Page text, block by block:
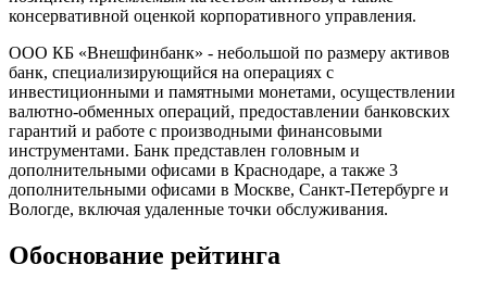
консервативной оценкой корпоративного управления.
ООО КБ «Внешфинбанк» - небольшой по размеру активов
банк, специализирующийся на операциях с
инвестиционными и памятными монетами, осуществлении
валютно-обменных операций, предоставлении банковских
гарантий и работе с производными финансовыми
инструментами. Банк представлен головным и
дополнительными офисами в Краснодаре, а также 3
дополнительными офисами в Москве, Санкт-Петербурге и
Вологде, включая удаленные точки обслуживания.
Обоснование рейтинга